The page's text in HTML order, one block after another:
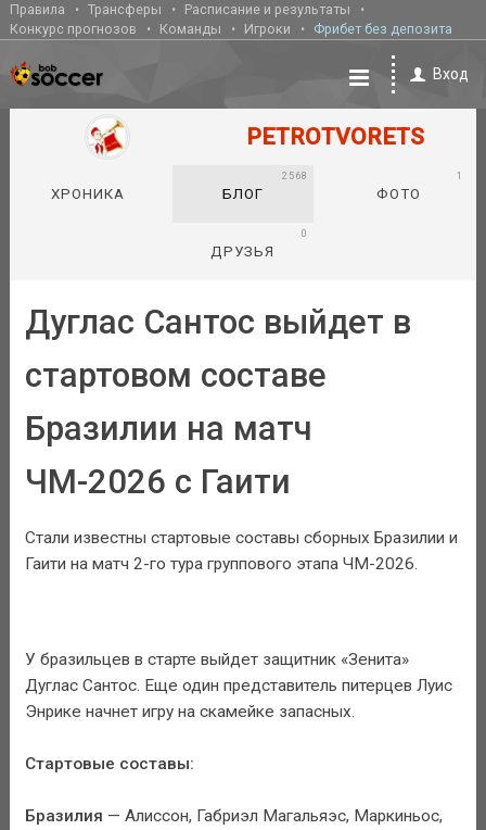
Правила Трансферы
Расписание и результаты
Конкурс прогнозов
Команды Игроки Фрибет без депозита
Вход
PETROTVORETS
ХРОНИКА БЛОГ
2568
ФОТО
1
ДРУЗЬЯ
0
Дуглас Сантос выйдет в
стартовом составе
Бразилии на матч
ЧМ-2026 с Гаити
Стали известны стартовые составы сборных Бразилии и
Гаити на матч 2-го тура группового этапа ЧМ-2026.
У бразильцев в старте выйдет защитник «Зенита»
Дуглас Сантос. Еще один представитель питерцев Луис
Энрике начнет игру на скамейке запасных.
Стартовые составы:
Бразилия — Алиссон, Габриэл Магальяэс, Маркиньос,